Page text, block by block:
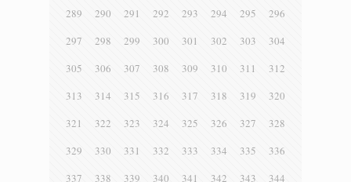
289
290 291 292 293 294 295
296
297
298 299 300 301 302 303
304
305
306 307 308 309 310 311
312
313
314 315 316 317 318 319
320
321
322 323 324 325 326 327
328
329
330 331 332 333 334 335
336
337
338 339 340 341 342 343 344